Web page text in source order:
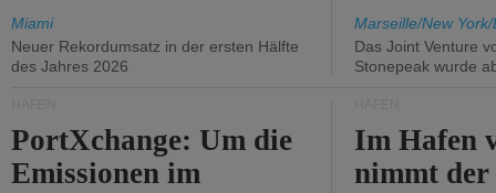
Miami
Neuer Rekordumsatz in der ersten Hälfte
des Jahres 2026
Marseille/New
Das Joint Venture
Stonepeak wurde
PortXchange: Um die
Emissionen im
Im Hafen
nimmt der